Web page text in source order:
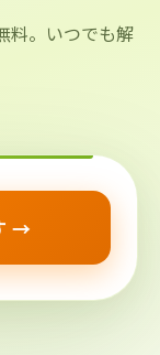
料。いつでも解
→